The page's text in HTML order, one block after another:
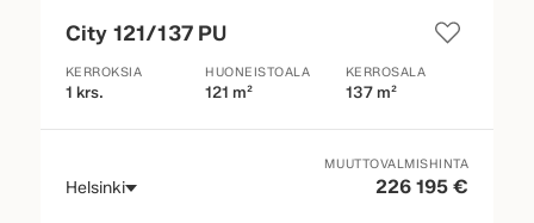
City 121/137 PU
KERROKSIA
1 krs.
HUONEISTOALA
121 m²
KERROSALA
137 m²
Helsinki
MUUTTOVALMISHINTA
226 195 €